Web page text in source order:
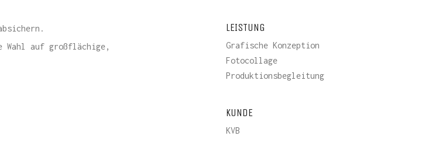
auf großflächige,
LEISTUNG
Grafische Konzeption
Fotocollage
Produktionsbegleitung
KUNDE
KVB